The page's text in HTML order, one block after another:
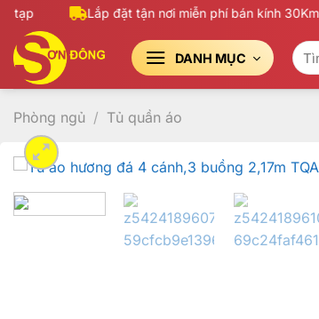
Bỏ
nội
dung
Lắp đặt tận nơi miễn phí bán kính 30Km
DANH MỤC
Tìm
kiếm:
Phòng ngủ / Tủ quần áo